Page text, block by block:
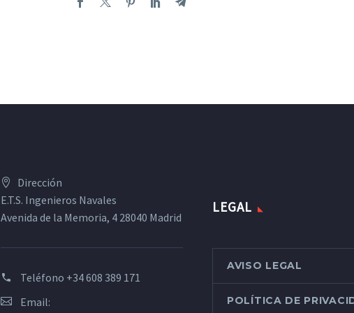
Dirección
E.T.S. Ingenieros Navales
Avenida de la Memoria, 4 28040 Madrid
Teléfono +34 608 389 171
Email:
LEGAL
AVISO LEGAL
POLÍTICA DE